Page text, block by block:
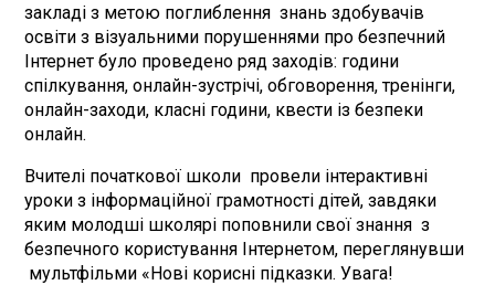
закладі з метою поглиблення знань здобувачів
освіти з візуальними порушеннями про безпечний
Інтернет було проведено ряд заходів: години
спілкування, онлайн-зустрічі, обговорення, тренінги,
онлайн-заходи, класні години, квести із безпеки
онлайн.
Вчителі початкової школи провели інтерактивні
уроки з інформаційної грамотності дітей, завдяки
яким молодші школярі поповнили свої знання з
безпечного користування Інтернетом, переглянувши
мультфільми «Нові корисні підказки. Увага!